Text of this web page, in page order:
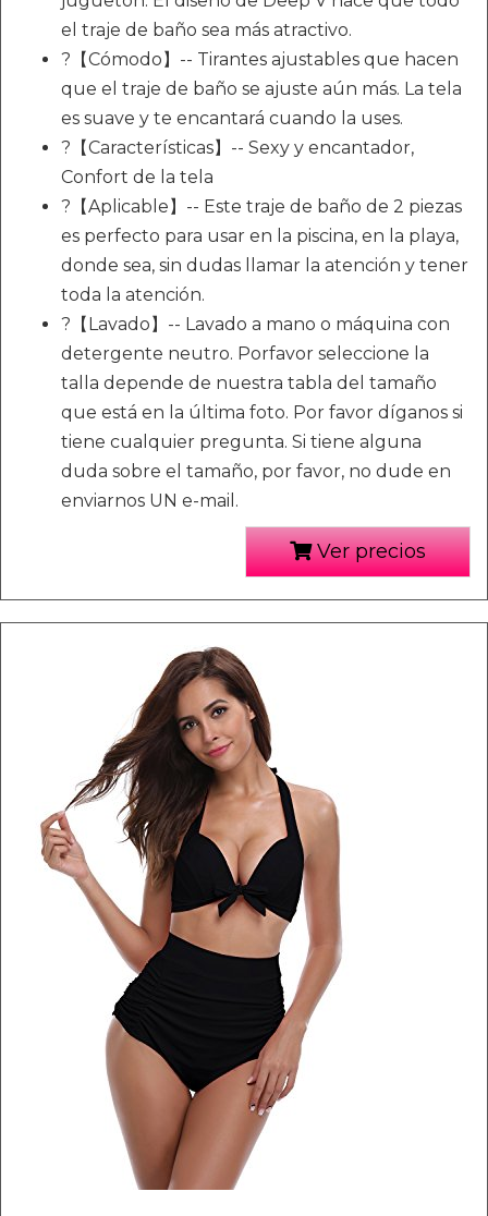
el traje de baño sea más atractivo.
?【Cómodo】-- Tirantes ajustables que hacen
que el traje de baño se ajuste aún más. La tela
es suave y te encantará cuando la uses.
?【Características】-- Sexy y encantador,
Confort de la tela
?【Aplicable】-- Este traje de baño de 2 piezas
es perfecto para usar en la piscina, en la playa,
donde sea, sin dudas llamar la atención y tener
toda la atención.
?【Lavado】-- Lavado a mano o máquina con
detergente neutro. Porfavor seleccione la
talla depende de nuestra tabla del tamaño
que está en la última foto. Por favor díganos si
tiene cualquier pregunta. Si tiene alguna
duda sobre el tamaño, por favor, no dude en
enviarnos UN e-mail.
Ver precios